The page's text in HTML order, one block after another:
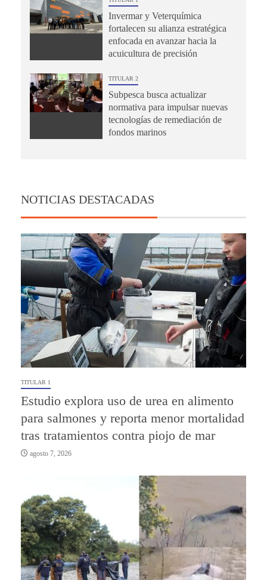
Invermar y Veterquímica
fortalecen su alianza estratégica
enfocada en avanzar hacia la
acuicultura de precisión
TITULAR 2
Subpesca busca actualizar
normativa para impulsar nuevas
tecnologías de remediación de
fondos marinos
NOTICIAS DESTACADAS
TITULAR 1
Estudio explora uso de urea en alimento
para salmones y reporta menor mortalidad
tras tratamientos contra piojo de mar
agosto 7, 2026